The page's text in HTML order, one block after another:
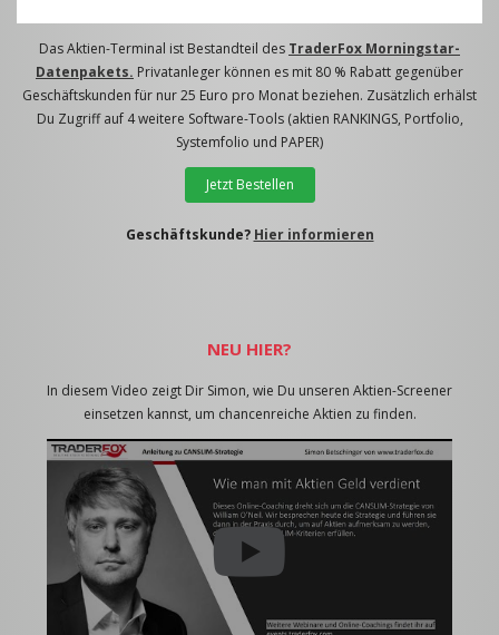
Das Aktien-Terminal ist Bestandteil des TraderFox Morningstar-
Datenpakets. Privatanleger können es mit 80 % Rabatt gegenüber
Geschäftskunden für nur 25 Euro pro Monat beziehen. Zusätzlich erhälst
Du Zugriff auf 4 weitere Software-Tools (aktien RANKINGS, Portfolio,
Systemfolio und PAPER)
Jetzt Bestellen
Geschäftskunde? Hier informieren
NEU HIER?
In diesem Video zeigt Dir Simon, wie Du unseren Aktien-Screener
einsetzen kannst, um chancenreiche Aktien zu finden.